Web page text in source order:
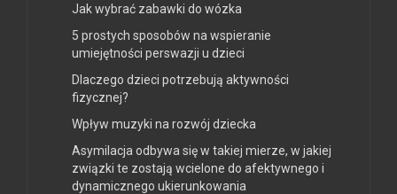
Jak wybrać zabawki do wózka
5 prostych sposobów na wspieranie
umiejętności perswazji u dzieci
Dlaczego dzieci potrzebują aktywności
fizycznej?
Wpływ muzyki na rozwój dziecka
Asymilacja odbywa się w takiej mierze, w jakiej
związki te zostają wcielone do afektywnego i
dynamicznego ukierunkowania